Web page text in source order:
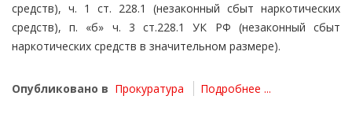
средств), ч. 1 ст. 228.1 (незаконный сбыт наркотических
средств), п. «б» ч. 3 ст.228.1 УК РФ (незаконный сбыт
наркотических средств в значительном размере).
Опубликовано в Прокуратура Подробнее ...